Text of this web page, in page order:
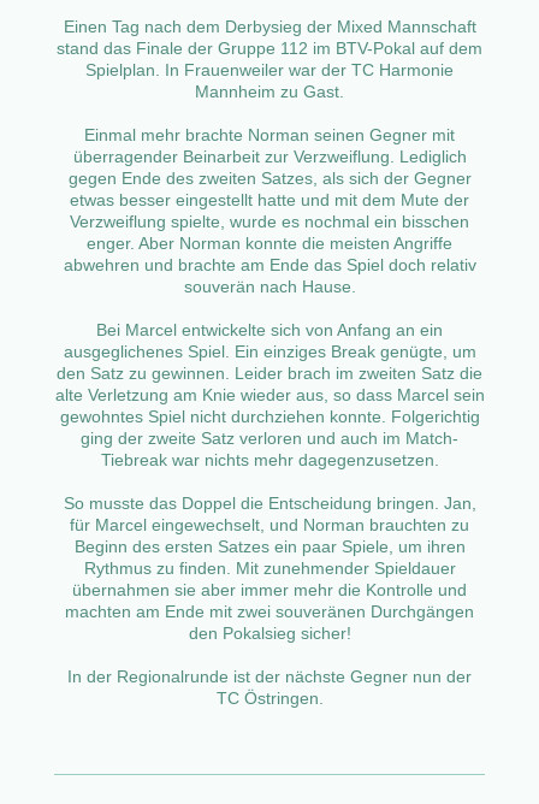
Einen Tag nach dem Derbysieg der Mixed Mannschaft
stand das Finale der Gruppe 112 im BTV-Pokal auf dem
Spielplan. In Frauenweiler war der TC Harmonie
Mannheim zu Gast.
Einmal mehr brachte Norman seinen Gegner mit
überragender Beinarbeit zur Verzweiflung. Lediglich
gegen Ende des zweiten Satzes, als sich der Gegner
etwas besser eingestellt hatte und mit dem Mute der
Verzweiflung spielte, wurde es nochmal ein bisschen
enger. Aber Norman konnte die meisten Angriffe
abwehren und brachte am Ende das Spiel doch relativ
souverän nach Hause.
Bei Marcel entwickelte sich von Anfang an ein
ausgeglichenes Spiel. Ein einziges Break genügte, um
den Satz zu gewinnen. Leider brach im zweiten Satz die
alte Verletzung am Knie wieder aus, so dass Marcel sein
gewohntes Spiel nicht durchziehen konnte. Folgerichtig
ging der zweite Satz verloren und auch im Match-
Tiebreak war nichts mehr dagegenzusetzen.
So musste das Doppel die Entscheidung bringen. Jan,
für Marcel eingewechselt, und Norman brauchten zu
Beginn des ersten Satzes ein paar Spiele, um ihren
Rythmus zu finden. Mit zunehmender Spieldauer
übernahmen sie aber immer mehr die Kontrolle und
machten am Ende mit zwei souveränen Durchgängen
den Pokalsieg sicher!
In der Regionalrunde ist der nächste Gegner nun der
TC Östringen.